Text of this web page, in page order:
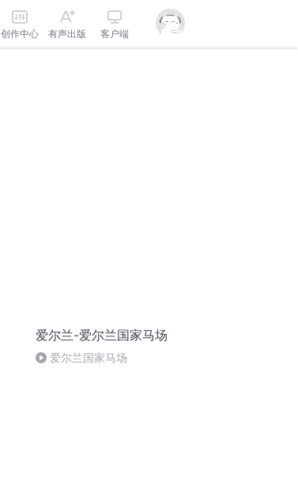
创作中心 有声出版 客户端
爱尔兰-爱尔兰国家马场
爱尔兰国家马场